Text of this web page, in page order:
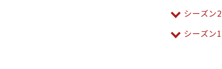
シーズン2
シーズン1